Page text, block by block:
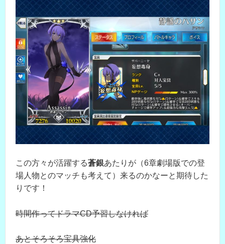
この方々が活躍する蒼銀あたりが（6章劇場版での登
場人物とのマッチも考えて）来るのかなーと期待した
りです！
時間作ってドラマCD予習しなければ
あとそろそろ宝具強化